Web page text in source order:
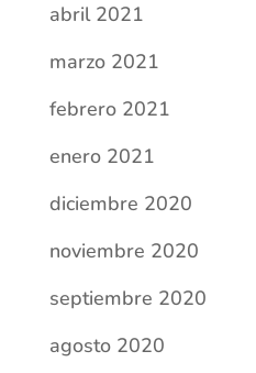
abril 2021
marzo 2021
febrero 2021
enero 2021
diciembre 2020
noviembre 2020
septiembre 2020
agosto 2020